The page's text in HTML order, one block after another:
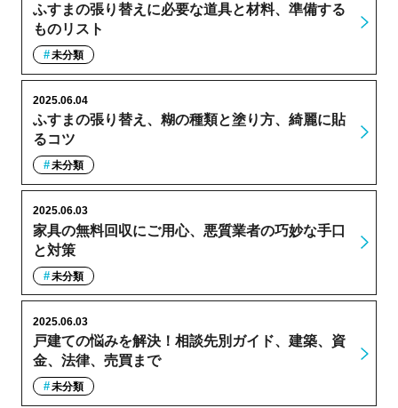
ふすまの張り替えに必要な道具と材料、準備する
ものリスト
未分類
ふすまの張り替え、糊の種類と塗り方、綺麗に貼
るコツ
2025.06.04
未分類
家具の無料回収にご用心、悪質業者の巧妙な手口
と対策
2025.06.03
未分類
戸建ての悩みを解決！相談先別ガイド、建築、資
金、法律、売買まで
2025.06.03
未分類